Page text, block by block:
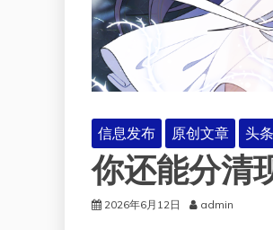
信息发布 原创文章 头
你还能分清
2026年6月12日 admin